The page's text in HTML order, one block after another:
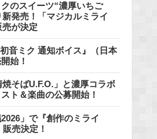
のスイーツ“濃厚いちご
発売！「マジカルミライ
が決定
音ミク 通知ボイス』（日本
始！
そばU.F.O.」と濃厚コラボ
ト＆楽曲の公募開始！
2026」で『創作のミライ
売決定！